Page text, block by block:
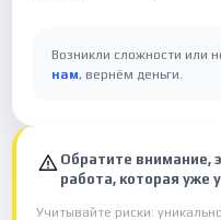
Возникли сложности или
нам, вернём деньги.
Обратите внимание,
работа, которая уже
Учитывайте риски: